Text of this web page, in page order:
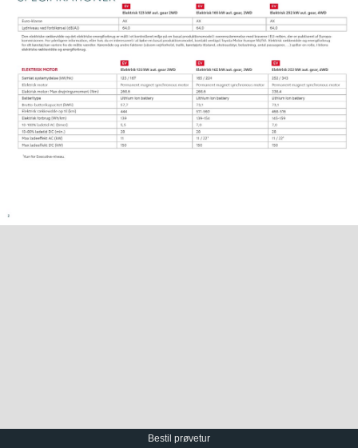
Bestil prøvetur